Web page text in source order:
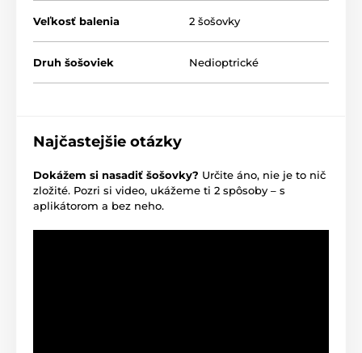
Veľkosť balenia 2 šošovky
Druh šošoviek Nedioptrické
Najčastejšie otázky
Dokážem si nasadiť šošovky? Určite áno, nie je to nič
zložité. Pozri si video, ukážeme ti 2 spôsoby – s
aplikátorom a bez neho.